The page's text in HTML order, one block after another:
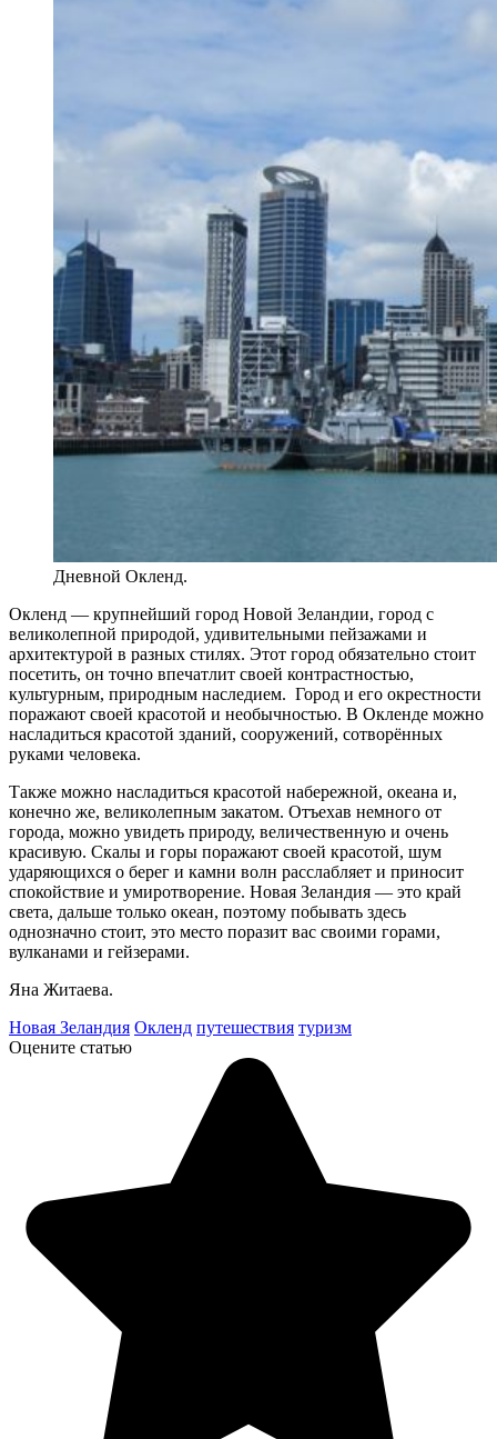
Дневной Окленд.
Окленд — крупнейший город Новой Зеландии, город с
великолепной природой, удивительными пейзажами и
архитектурой в разных стилях. Этот город обязательно стоит
посетить, он точно впечатлит своей контрастностью,
культурным, природным наследием. Город и его окрестности
поражают своей красотой и необычностью. В Окленде можно
насладиться красотой зданий, сооружений, сотворённых
руками человека.
Также можно насладиться красотой набережной, океана и,
конечно же, великолепным закатом. Отъехав немного от
города, можно увидеть природу, величественную и очень
красивую. Скалы и горы поражают своей красотой, шум
ударяющихся о берег и камни волн расслабляет и приносит
спокойствие и умиротворение. Новая Зеландия — это край
света, дальше только океан, поэтому побывать здесь
однозначно стоит, это место поразит вас своими горами,
вулканами и гейзерами.
Яна Житаева.
Новая Зеландия Окленд путешествия туризм
Оцените статью